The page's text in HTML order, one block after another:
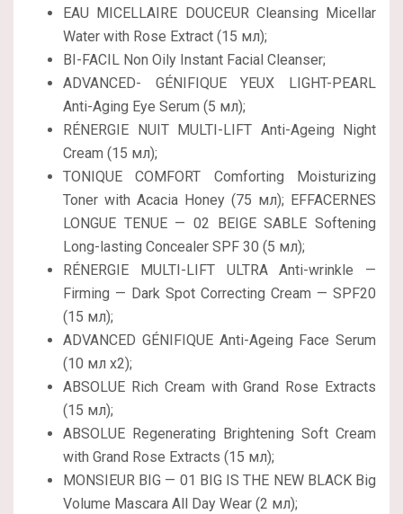
EAU MICELLAIRE DOUCEUR Cleansing Micellar
Water with Rose Extract (15 мл);
BI-FACIL Non Oily Instant Facial Cleanser;
ADVANCED- GÉNIFIQUE YEUX LIGHT-PEARL
Anti-Aging Eye Serum (5 мл);
RÉNERGIE NUIT MULTI-LIFT Anti-Ageing Night
Cream (15 мл);
TONIQUE COMFORT Comforting Moisturizing
Toner with Acacia Honey (75 мл); EFFACERNES
LONGUE TENUE — 02 BEIGE SABLE Softening
Long-lasting Concealer SPF 30 (5 мл);
RÉNERGIE MULTI-LIFT ULTRA Anti-wrinkle —
Firming — Dark Spot Correcting Cream — SPF20
(15 мл);
ADVANCED GÉNIFIQUE Anti-Ageing Face Serum
(10 мл х2);
ABSOLUE Rich Cream with Grand Rose Extracts
(15 мл);
ABSOLUE Regenerating Brightening Soft Cream
with Grand Rose Extracts (15 мл);
MONSIEUR BIG — 01 BIG IS THE NEW BLACK Big
Volume Mascara All Day Wear (2 мл);